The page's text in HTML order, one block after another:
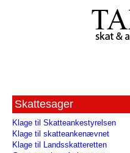
Skattesager
Klage til Skatteankestyrelsen
Klage til skatteankenævnet
Klage til Landsskatteretten